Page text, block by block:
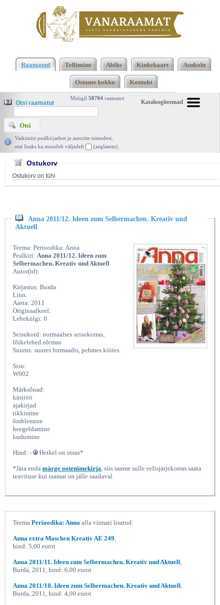
Anna 2011/12 Ideen zum
2011/12. Ideen zum Selbermachen. Kreativ und
Aktuell, Burda 2011 | vanaraamat. ee
Raamatud Tellimine Abiks Kinkekaart Asukoht
Ostame kokku Kontakt
Kataloogiteemad
Müügil 58704 raamatut
Otsi raamatut
Vaikimisi pealkirjadest ja autorite nimedest,
otsi lisaks ka muudelt väljadelt
(aeglasem).
Ostukorv
Ostukorv on tühi
Anna 2011/12. Ideen zum Selbermachen. Kreativ und
Aktuell
Teema: Perioodika: Anna
Pealkiri: Anna 2011/12. Ideen zum
Selbermachen. Kreativ und Aktuell
Autor(id):
Kirjastus: Burda
Linn:
Aasta: 2011
Originaalkeel:
Lehekülgi: 0
Seisukord: normaalses seisukorras,
lõikelehed olemas
Suurus: suures formaadis, pehmes köites
Sisu:
W002
Märksõnad:
käsitöö
ajakirjad
tikkimine
õmblemine
heegeldamine
kudumine
Hind: - Hetkel on otsas*
*Jäta enda märge ootenimekirja, siis saame sulle eelisjärjekorras saata
teavituse kui raamat on jälle saadaval.
Teema Perioodika: Anna alla viimati lisatud:
Anna extra Maschen Kreativ AE 249,
hind: 5,00 eurot
Anna 2011/11. Ideen zum Selbermachen. Kreativ und Aktuell,
Burda, 2011, hind: 6,00 eurot
Anna 2011/10. Ideen zum Selbermachen. Kreativ und Aktuell,
Burda, 2011, hind: 4,00 eurot